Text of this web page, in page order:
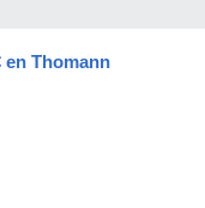
en Thomann